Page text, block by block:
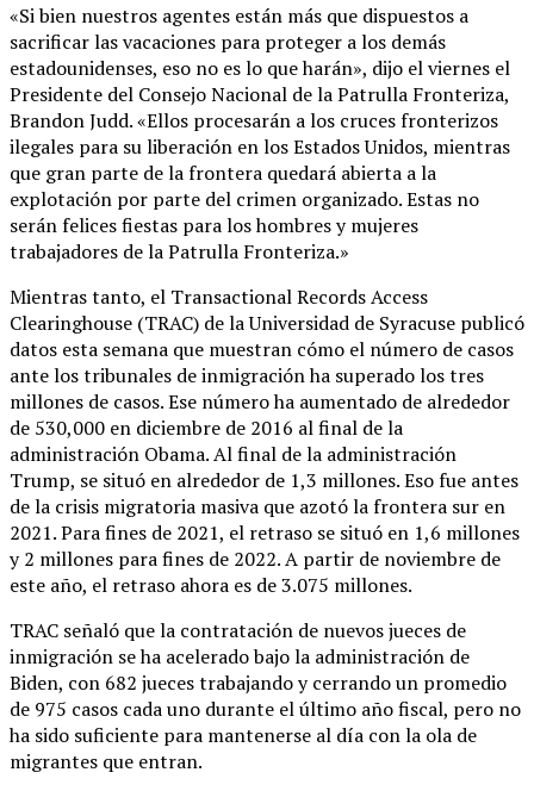
«Si bien nuestros agentes están más que dispuestos a
sacrificar las vacaciones para proteger a los demás
estadounidenses, eso no es lo que harán», dijo el viernes el
Presidente del Consejo Nacional de la Patrulla Fronteriza,
Brandon Judd. «Ellos procesarán a los cruces fronterizos
ilegales para su liberación en los Estados Unidos, mientras
que gran parte de la frontera quedará abierta a la
explotación por parte del crimen organizado. Estas no
serán felices fiestas para los hombres y mujeres
trabajadores de la Patrulla Fronteriza.»
Mientras tanto, el Transactional Records Access
Clearinghouse (TRAC) de la Universidad de Syracuse publicó
datos esta semana que muestran cómo el número de casos
ante los tribunales de inmigración ha superado los tres
millones de casos. Ese número ha aumentado de alrededor
de 530,000 en diciembre de 2016 al final de la
administración Obama. Al final de la administración
Trump, se situó en alrededor de 1,3 millones. Eso fue antes
de la crisis migratoria masiva que azotó la frontera sur en
2021. Para fines de 2021, el retraso se situó en 1,6 millones
y 2 millones para fines de 2022. A partir de noviembre de
este año, el retraso ahora es de 3.075 millones.
TRAC señaló que la contratación de nuevos jueces de
inmigración se ha acelerado bajo la administración de
Biden, con 682 jueces trabajando y cerrando un promedio
de 975 casos cada uno durante el último año fiscal, pero no
ha sido suficiente para mantenerse al día con la ola de
migrantes que entran.